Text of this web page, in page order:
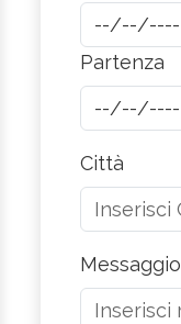
Partenza
Città
Messaggio